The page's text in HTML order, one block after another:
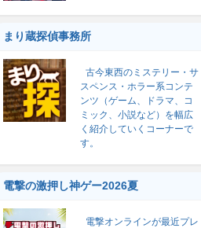
まり蔵探偵事務所
古今東西のミステリー・サ
スペンス・ホラー系コンテ
ンツ（ゲーム、ドラマ、コ
ミック、小説など）を幅広
く紹介していくコーナーで
す。
電撃の激押し神ゲー2026夏
電撃オンラインが最近プレ